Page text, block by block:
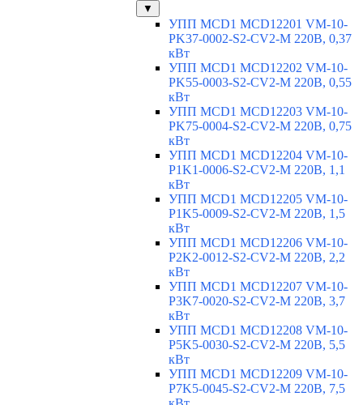
▼
УПП MCD1 MCD12201 VM-10-
PK37-0002-S2-CV2-M 220В, 0,37
кВт
УПП MCD1 MCD12202 VM-10-
PK55-0003-S2-CV2-M 220В, 0,55
кВт
УПП MCD1 MCD12203 VM-10-
PK75-0004-S2-CV2-M 220В, 0,75
кВт
УПП MCD1 MCD12204 VM-10-
P1K1-0006-S2-CV2-M 220В, 1,1
кВт
УПП MCD1 MCD12205 VM-10-
P1K5-0009-S2-CV2-M 220В, 1,5
кВт
УПП MCD1 MCD12206 VM-10-
P2K2-0012-S2-CV2-M 220В, 2,2
кВт
УПП MCD1 MCD12207 VM-10-
P3K7-0020-S2-CV2-M 220В, 3,7
кВт
УПП MCD1 MCD12208 VM-10-
P5K5-0030-S2-CV2-M 220В, 5,5
кВт
УПП MCD1 MCD12209 VM-10-
P7K5-0045-S2-CV2-M 220В, 7,5